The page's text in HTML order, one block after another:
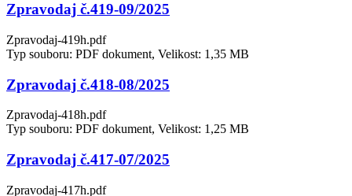
Zpravodaj č.419-09/2025
Zpravodaj-419h.pdf
Typ souboru: PDF dokument, Velikost: 1,35 MB
Zpravodaj č.418-08/2025
Zpravodaj-418h.pdf
Typ souboru: PDF dokument, Velikost: 1,25 MB
Zpravodaj č.417-07/2025
Zpravodaj-417h.pdf